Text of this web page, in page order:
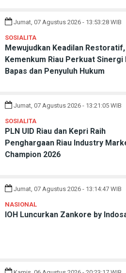
Jumat, 07 Agustus 2026 - 13:53:28 WIB
SOSIALITA
Mewujudkan Keadilan Restoratif,
Kemenkum Riau Perkuat Sinergi
Bapas dan Penyuluh Hukum
Jumat, 07 Agustus 2026 - 13:21:05 WIB
SOSIALITA
PLN UID Riau dan Kepri Raih
Penghargaan Riau Industry
Champion 2026
Jumat, 07 Agustus 2026 - 13:14:47 WIB
NASIONAL
IOH Luncurkan Zankore by